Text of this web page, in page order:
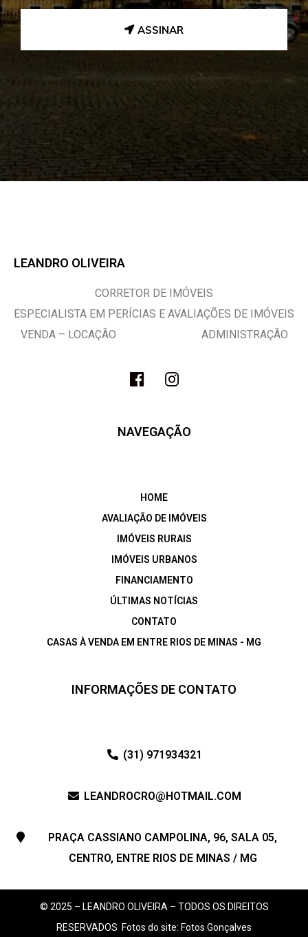
ASSINAR
LEANDRO OLIVEIRA
CORRETOR DE IMÓVEIS
ESPECIALISTA EM PERÍCIAS E AVALIAÇÕES DE IMÓVEIS
VENDA – LOCAÇÃO ADMINISTRAÇÃO
NAVEGAÇÃO
HOME
AVALIAÇÃO DE IMÓVEIS
IMÓVEIS RURAIS
IMÓVEIS URBANOS
FINANCIAMENTO
ÚLTIMAS NOTÍCIAS
CONTATO
CASAS À VENDA EM ENTRE RIOS DE MINAS - MG
INFORMAÇÕES DE CONTATO
(31) 971934321
LEANDROCRO@HOTMAIL.COM
PRAÇA CASSIANO CAMPOLINA, 96, SALA 05,
CENTRO, ENTRE RIOS DE MINAS / MG
© 2025 – LEANDRO OLIVEIRA – TODOS OS DIREITOS
RESERVADOS Fotos do site: Fotos Gonçalves